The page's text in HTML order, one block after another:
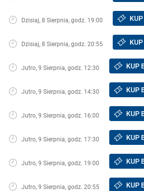
Dzisiaj, 8 Sierpnia, godz. 19:00
Dzisiaj, 8 Sierpnia, godz. 20:55
Jutro, 9 Sierpnia, godz. 12:30 KUP
Jutro, 9 Sierpnia, godz. 14:30 KUP
Jutro, 9 Sierpnia, godz. 16:00 KUP
Jutro, 9 Sierpnia, godz. 17:30 KUP
Jutro, 9 Sierpnia, godz. 19:00 KUP
Jutro, 9 Sierpnia, godz. 20:55 KUP